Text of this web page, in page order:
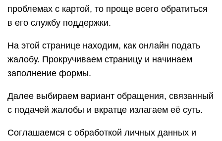
проблемах с картой, то проще всего обратиться
в его службу поддержки.
На этой странице находим, как онлайн подать
жалобу. Прокручиваем страницу и начинаем
заполнение формы.
Далее выбираем вариант обращения, связанный
с подачей жалобы и вкратце излагаем её суть.
Соглашаемся с обработкой личных данных и